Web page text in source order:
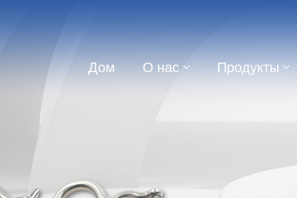
Дом О нас Продукты